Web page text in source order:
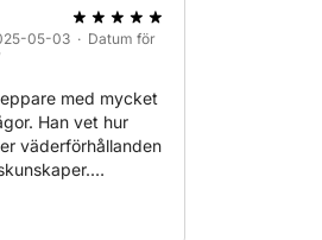
05-03 · Datum för
med mycket
Han vet hur
väderförhållanden